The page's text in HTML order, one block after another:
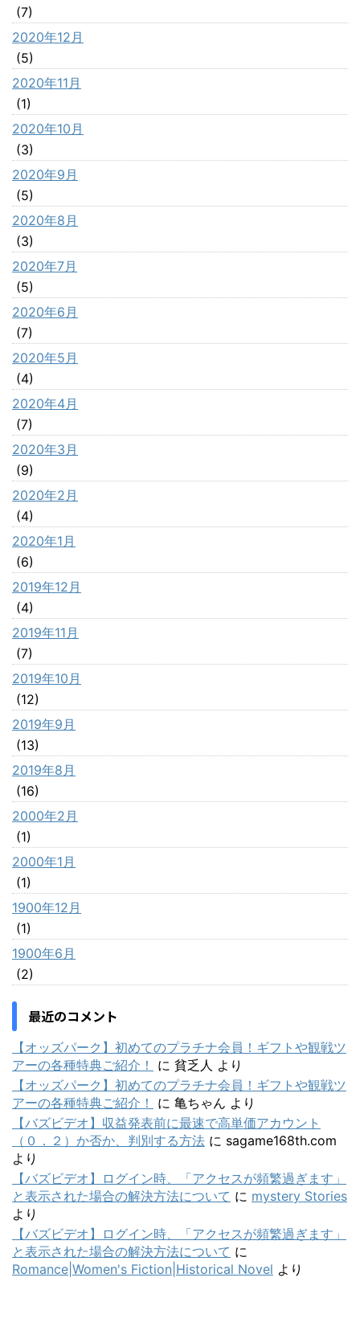
(7)
2020年12月
(5)
2020年11月
(1)
2020年10月
(3)
2020年9月
(5)
2020年8月
(3)
2020年7月
(5)
2020年6月
(7)
2020年5月
(4)
2020年4月
(7)
2020年3月
(9)
2020年2月
(4)
2020年1月
(6)
2019年12月
(4)
2019年11月
(7)
2019年10月
(12)
2019年9月
(13)
2019年8月
(16)
2000年2月
(1)
2000年1月
(1)
1900年12月
(1)
1900年6月
(2)
最近のコメント
【オッズパーク】初めてのプラチナ会員！ギフトや観戦ツ
アーの各種特典ご紹介！
に 貧乏人 より
【オッズパーク】初めてのプラチナ会員！ギフトや観戦ツ
アーの各種特典ご紹介！
に 亀ちゃん より
【バズビデオ】収益発表前に最速で高単価アカウント
（０．２）か否か、判別する方法 に sagame168th.com
より
【バズビデオ】ログイン時、「アクセスが頻繁過ぎます」
と表示された場合の解決方法について に mystery Stories
より
【バズビデオ】ログイン時、「アクセスが頻繁過ぎます」
と表示された場合の解決方法について に
Romance|Women's Fiction|Historical Novel より